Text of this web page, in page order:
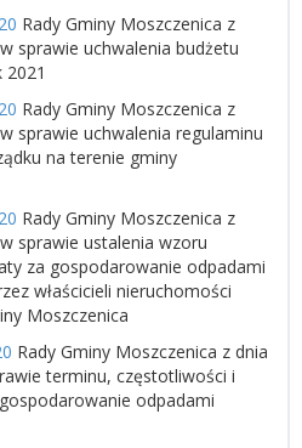
Rady Gminy Moszczenica z
sprawie uchwalenia budżetu
Rady Gminy Moszczenica z
sprawie uchwalenia regulaminu
na terenie gminy
Rady Gminy Moszczenica z
sprawie ustalenia wzoru
za gospodarowanie odpadami
właścicieli nieruchomości
Moszczenica
Rady Gminy Moszczenica z dnia
terminu, częstotliwości i
odpadami